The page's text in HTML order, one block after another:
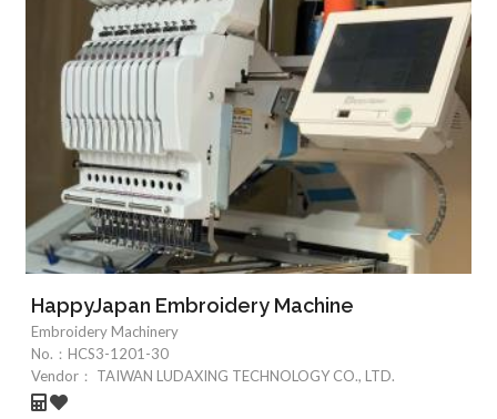
HappyJapan Embroidery Machine
Embroidery Machinery
No.： HCS3-1201-30
Vendor：
TAIWAN LUDAXING TECHNOLOGY CO., LTD.